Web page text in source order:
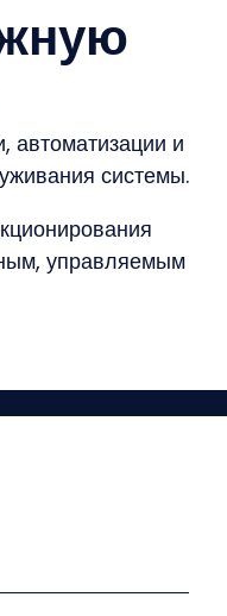
автоматизации и
системы.
управляемым